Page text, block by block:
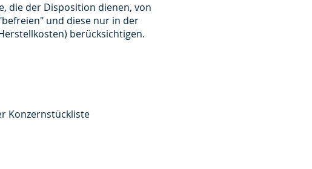
die der Disposition dienen, von
und diese nur in der
berücksichtigen.
Konzernstückliste